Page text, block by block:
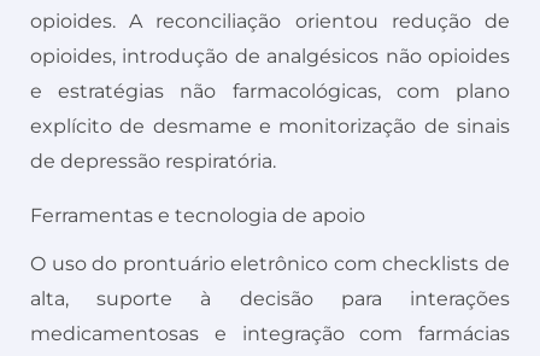
opioides. A reconciliação orientou redução de
opioides, introdução de analgésicos não opioides
e estratégias não farmacológicas, com plano
explícito de desmame e monitorização de sinais
de depressão respiratória.
Ferramentas e tecnologia de apoio
O uso do prontuário eletrônico com checklists de
alta, suporte à decisão para interações
medicamentosas e integração com farmácias